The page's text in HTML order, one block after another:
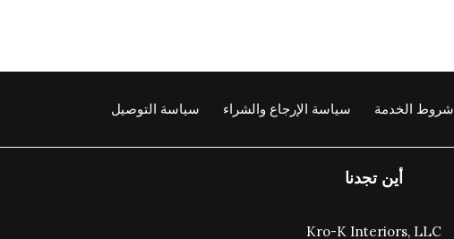
شروط الخدمة سياسة الإرجاع والشراء سياسة التوصيل
أين تجدنا
Kro-K Interiors, LLC